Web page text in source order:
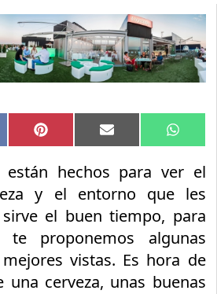
Compartir
en
Pinterest Compartir
en
Email
en
están hechos para ver el
y el entorno que les
el buen tiempo, para
te proponemos algunas
vistas. Es hora de
una cerveza, unas buenas